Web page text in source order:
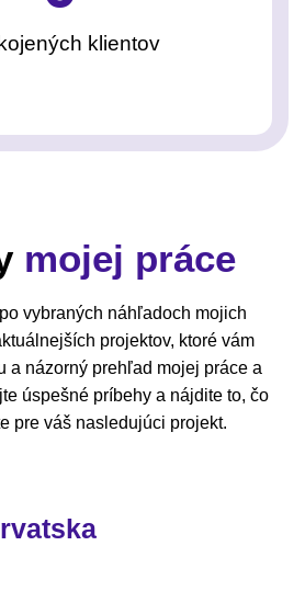
klientov
mojej práce
vybraných náhľadoch mojich
projektov, ktoré vám
a názorný prehľad mojej práce a
úspešné príbehy a nájdite to, čo
pre váš nasledujúci projekt.